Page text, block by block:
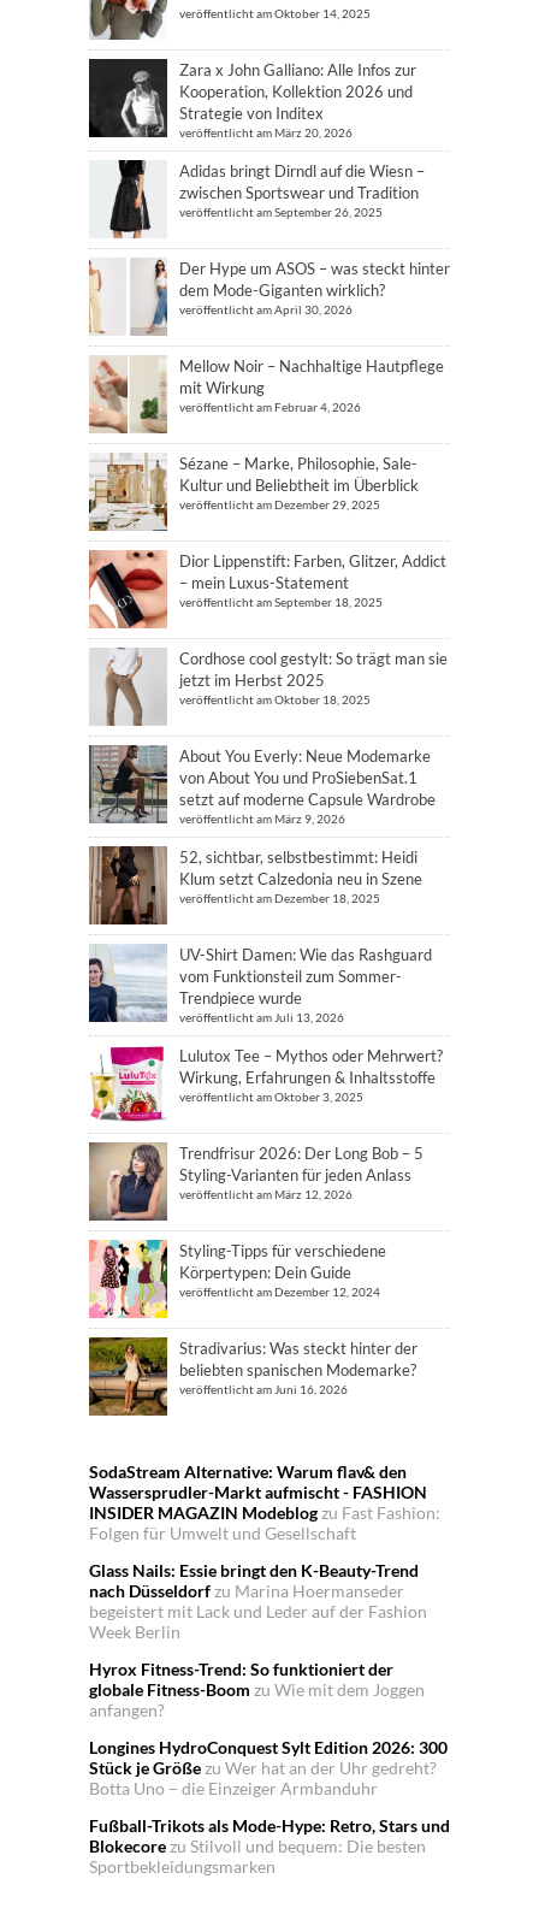
veröffentlicht am Oktober 14, 2025
Zara x John Galliano: Alle Infos zur
Kooperation, Kollektion 2026 und
Strategie von Inditex
veröffentlicht am März 20, 2026
Adidas bringt Dirndl auf die Wiesn –
zwischen Sportswear und Tradition
veröffentlicht am September 26, 2025
Der Hype um ASOS – was steckt hinter
dem Mode-Giganten wirklich?
veröffentlicht am April 30, 2026
Mellow Noir – Nachhaltige Hautpflege
mit Wirkung
veröffentlicht am Februar 4, 2026
Sézane – Marke, Philosophie, Sale-
Kultur und Beliebtheit im Überblick
veröffentlicht am Dezember 29, 2025
Dior Lippenstift: Farben, Glitzer, Addict
– mein Luxus-Statement
veröffentlicht am September 18, 2025
Cordhose cool gestylt: So trägt man sie
jetzt im Herbst 2025
veröffentlicht am Oktober 18, 2025
About You Everly: Neue Modemarke
von About You und ProSiebenSat.1
setzt auf moderne Capsule Wardrobe
veröffentlicht am März 9, 2026
52, sichtbar, selbstbestimmt: Heidi
Klum setzt Calzedonia neu in Szene
veröffentlicht am Dezember 18, 2025
UV-Shirt Damen: Wie das Rashguard
vom Funktionsteil zum Sommer-
Trendpiece wurde
veröffentlicht am Juli 13, 2026
Lulutox Tee – Mythos oder Mehrwert?
Wirkung, Erfahrungen & Inhaltsstoffe
veröffentlicht am Oktober 3, 2025
Trendfrisur 2026: Der Long Bob – 5
Styling-Varianten für jeden Anlass
veröffentlicht am März 12, 2026
Styling-Tipps für verschiedene
Körpertypen: Dein Guide
veröffentlicht am Dezember 12, 2024
Stradivarius: Was steckt hinter der
beliebten spanischen Modemarke?
veröffentlicht am Juni 16, 2026
SodaStream Alternative: Warum flav& den
Wassersprudler-Markt aufmischt - FASHION
INSIDER MAGAZIN Modeblogzu Fast Fashion:
Folgen für Umwelt und Gesellschaft
Glass Nails: Essie bringt den K-Beauty-Trend
nach Düsseldorfzu Marina Hoermanseder
begeistert mit Lack und Leder auf der Fashion
Week Berlin
Hyrox Fitness-Trend: So funktioniert der
globale Fitness-Boom zu Wie mit dem Joggen
anfangen?
Longines HydroConquest Sylt Edition 2026: 300
Stück je Größezu Wer hat an der Uhr gedreht?
Botta Uno – die Einzeiger Armbanduhr
Fußball-Trikots als Mode-Hype: Retro, Stars und
Blokecorezu Stilvoll und bequem: Die besten
Sportbekleidungsmarken